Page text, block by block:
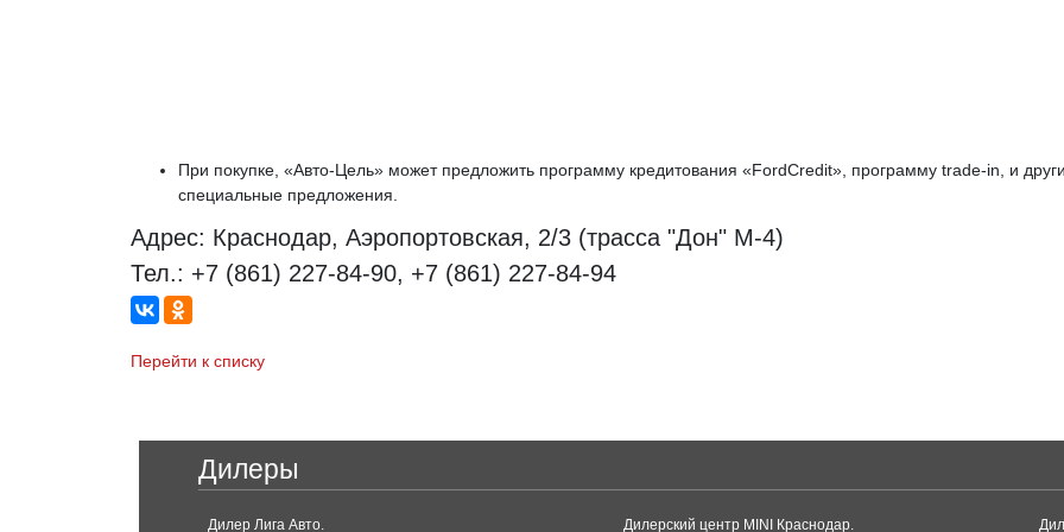
При покупке, «Авто-Цель» может предложить программу кредитования «FordCredit», программу trade-in, и
специальные предложения.
Адрес: Краснодар, Аэропортовская, 2/3 (трасса "Дон" М-4)
Тел.: +7 (861) 227-84-90, +7 (861) 227-84-94
Перейти к списку
Дилеры
Дилер Лига Авто. Дилерский центр MINI Краснодар.